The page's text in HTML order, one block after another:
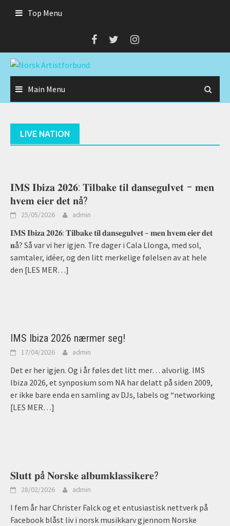
Top Menu
Main Menu
LIVE NATION
𝐈𝐌𝐒 𝐈𝐛𝐢𝐳𝐚 𝟐𝟎𝟐𝟔: 𝐓𝐢𝐥𝐛𝐚𝐤𝐞 𝐭𝐢𝐥 𝐝𝐚𝐧𝐬𝐞𝐠𝐮𝐥𝐯𝐞𝐭 – 𝐦𝐞𝐧
𝐡𝐯𝐞𝐦 𝐞𝐢𝐞𝐫 𝐝𝐞𝐭 𝐧å?
25/05/2026 admin
𝐈𝐌𝐒 𝐈𝐛𝐢𝐳𝐚 𝟐𝟎𝟐𝟔: 𝐓𝐢𝐥𝐛𝐚𝐤𝐞 𝐭𝐢𝐥 𝐝𝐚𝐧𝐬𝐞𝐠𝐮𝐥𝐯𝐞𝐭 – 𝐦𝐞𝐧 𝐡𝐯𝐞𝐦 𝐞𝐢𝐞𝐫 𝐝𝐞𝐭
𝐧å? Så var vi her igjen. Tre dager i Cala Llonga, med sol,
samtaler, idéer, og den litt merkelige følelsen av at hele
den [LES MER…]
IMS Ibiza 2026 nærmer seg!
17/04/2026 admin
Det er her igjen. Og i år føles det litt mer… alvorlig. IMS
Ibiza 2026, et synposium som NA har delatt på siden 2009,
er ikke bare enda en samling av DJs, labels og “networking
[LES MER…]
𝐒𝐥𝐮𝐭𝐭 𝐩å 𝐍𝐨𝐫𝐬𝐤𝐞 𝐚𝐥𝐛𝐮𝐦𝐤𝐥𝐚𝐬𝐬𝐢𝐤𝐞𝐫𝐞?
28/02/2026 admin
I fem år har Christer Falck og et entusiastisk nettverk på
Facebook blåst liv i norsk musikkarv gjennom Norske